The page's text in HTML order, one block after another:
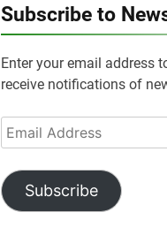
Subscribe to
Enter your email address
receive notifications of
Email
Address
Subscribe